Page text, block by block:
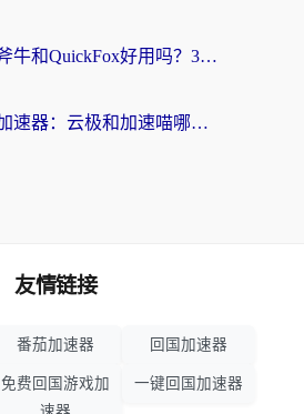
海外党必看：斧牛和QuickFox好用吗？3步选对回国加速器，无缝刷国内剧玩游戏
海外党选回国加速器：云极和加速喵哪个好？附3款热门工具实测对比
友情链接
番茄加速器 回国加速器
免费回国游戏加
一键回国加速器